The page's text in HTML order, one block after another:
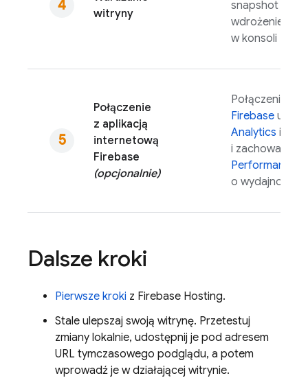
witryny
snapshot na
wdrożenie,
w konsoli
Połączenie
z aplikacją
internetową
Firebase
(opcjonalnie)
Połączenie
Firebase
Analytics i
i zachowaniu
Performance
o wydajności
Dalsze kroki
Pierwsze kroki z Firebase Hosting.
Stale ulepszaj swoją witrynę. Przetestuj
zmiany lokalnie, udostępnij je pod adresem
URL tymczasowego podglądu, a potem
wprowadź je w działającej witrynie.